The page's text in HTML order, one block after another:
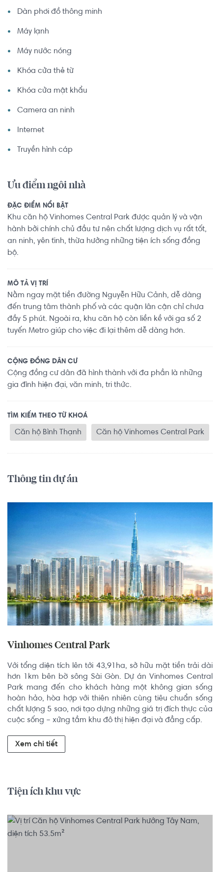
Dàn phơi đồ thông minh
Máy lạnh
Máy nước nóng
Khóa cửa thẻ từ
Khóa cửa mật khẩu
Camera an ninh
Internet
Truyền hình cáp
Ưu điểm ngôi nhà
ĐẶC ĐIỂM NỔI BẬT
Khu căn hộ Vinhomes Central Park được quản lý và vận
hành bởi chính chủ đầu tư nên chất lượng dịch vụ rất tốt,
an ninh, yên tĩnh, thừa hưởng những tiện ích sống đồng
bộ.
MÔ TẢ VỊ TRÍ
Nằm ngay mặt tiền đường Nguyễn Hữu Cảnh, dễ dàng
đến trung tâm thành phố và các quận lân cận chỉ chưa
đầy 5 phút. Ngoài ra, khu căn hộ còn liền kề với ga số 2
tuyến Metro giúp cho việc đi lại thêm dễ dàng hơn.
CỘNG ĐỒNG DÂN CƯ
Cộng đồng cư dân đã hình thành với đa phần là những
gia đình hiện đại, văn minh, tri thức.
TÌM KIẾM THEO TỪ KHOÁ
Căn hộ Bình Thạnh Căn hộ Vinhomes Central Park
Thông tin dự án
Vinhomes Central Park
Với tổng diện tích lên tới 43,91ha, sở hữu mặt tiền trải dài
hơn 1km bên bờ sông Sài Gòn. Dự án Vinhomes Central
Park mang đến cho khách hàng một không gian sống
hoàn hảo, hòa hợp với thiên nhiên cùng tiêu chuẩn sống
chất lượng 5 sao, nơi tạo dựng những giá trị đích thực của
cuộc sống – xứng tầm khu đô thị hiện đại và đẳng cấp.
Xem chi tiết
Tiện ích khu vực